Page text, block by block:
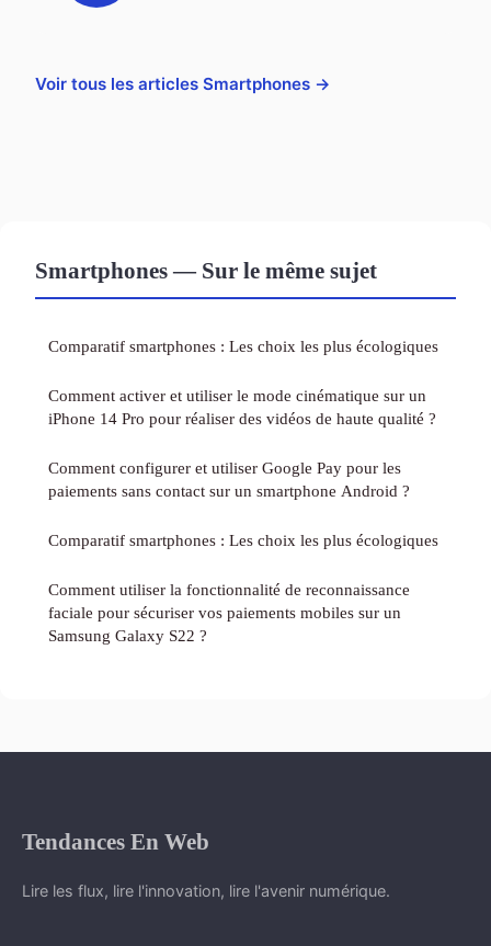
Voir tous les articles Smartphones →
Smartphones — Sur le même sujet
Comparatif smartphones : Les choix les plus écologiques
Comment activer et utiliser le mode cinématique sur un
iPhone 14 Pro pour réaliser des vidéos de haute qualité ?
Comment configurer et utiliser Google Pay pour les
paiements sans contact sur un smartphone Android ?
Comparatif smartphones : Les choix les plus écologiques
Comment utiliser la fonctionnalité de reconnaissance
faciale pour sécuriser vos paiements mobiles sur un
Samsung Galaxy S22 ?
Tendances En Web
Lire les flux, lire l'innovation, lire l'avenir numérique.